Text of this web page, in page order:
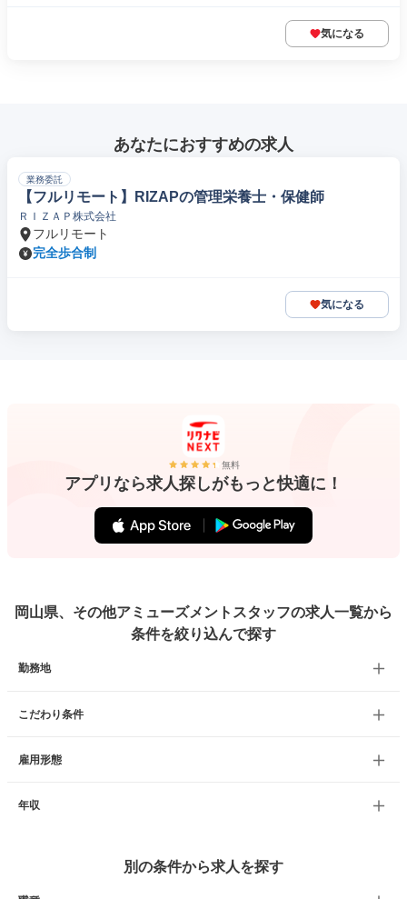
気になる
あなたにおすすめの求人
業務委託
【フルリモート】RIZAPの管理栄養士・保健師
ＲＩＺＡＰ株式会社
フルリモート
完全歩合制
気になる
無料
アプリなら求人探しがもっと快適に！
岡山県、その他アミューズメントスタッフの求人一覧から
条件を絞り込んで探す
勤務地
こだわり条件
雇用形態
年収
別の条件から求人を探す